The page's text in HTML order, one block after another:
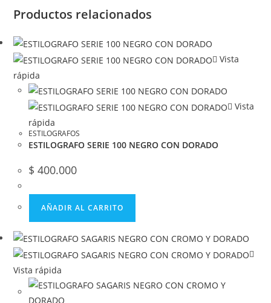
Productos relacionados
Vista
rápida
Vista
rápida
ESTILOGRAFOS
ESTILOGRAFO SERIE 100 NEGRO CON DORADO
$ 400.000
AÑADIR AL CARRITO
Vista rápida